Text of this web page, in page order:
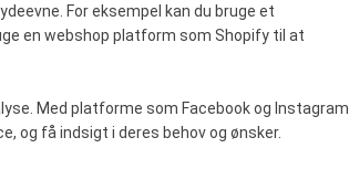
For eksempel kan du bruge et
en webshop platform som Shopify til at
Med platforme som Facebook og Instagram
og få indsigt i deres behov og ønsker.